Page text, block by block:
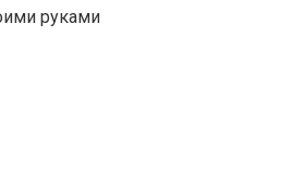
руками